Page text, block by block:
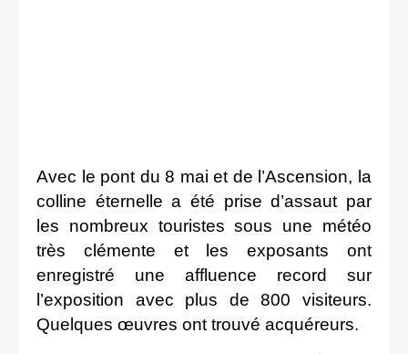
Avec le pont du 8 mai et de l’Ascension, la
colline éternelle a été prise d’assaut par
les nombreux touristes sous une météo
très clémente et les exposants ont
enregistré une affluence record sur
l’exposition avec plus de 800 visiteurs.
Quelques œuvres ont trouvé acquéreurs.